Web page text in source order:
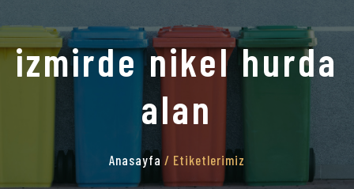
izmirde nikel hurda
alan
Anasayfa / Etiketlerimiz